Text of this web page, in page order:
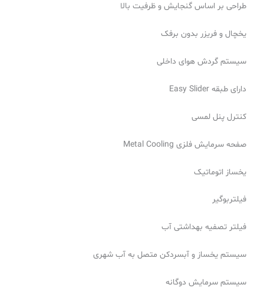
طراحی بر اساس گنجایش و ظرفیت بالا
یخچال و فریزر بدون برفک
سیستم گردش هوای داخلی
دارای طبقه Easy Slider
کنترل پنل لمسی
صفحه سرمایش فلزی Metal Cooling
یخساز اتوماتیک
فیلتربوگیر
فیلتر تصفیه بهداشتی آب
سیستم یخساز و آبسردکن متصل به آب شهری
سیستم سرمایش دوگانه